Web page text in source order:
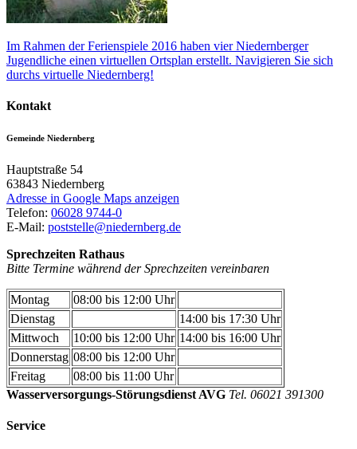
Im Rahmen der Ferienspiele 2016 haben vier Niedernberger
Jugendliche einen virtuellen Ortsplan erstellt. Navigieren Sie sich
durchs virtuelle Niedernberg!
Kontakt
Gemeinde Niedernberg
Hauptstraße 54
63843 Niedernberg
Adresse in Google Maps anzeigen
Telefon: 06028 9744-0
E-Mail: poststelle@niedernberg.de
Sprechzeiten Rathaus
Bitte Termine während der Sprechzeiten vereinbaren
Montag
08:00 bis 12:00 Uhr
Dienstag
14:00 bis 17:30 Uhr
Mittwoch
10:00 bis 12:00 Uhr 14:00 bis 16:00 Uhr
Donnerstag 08:00 bis 12:00 Uhr
Freitag
08:00 bis 11:00 Uhr
Wasserversorgungs-Störungsdienst AVG Tel. 06021 391300
Service